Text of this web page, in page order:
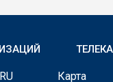
Карта